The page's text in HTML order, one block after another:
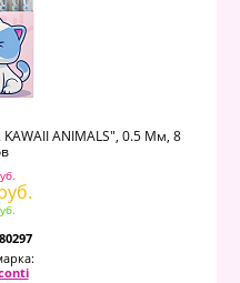
ANIMALS", 0.5 Мм, 8